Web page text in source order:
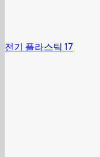
전기 플라스틱 17